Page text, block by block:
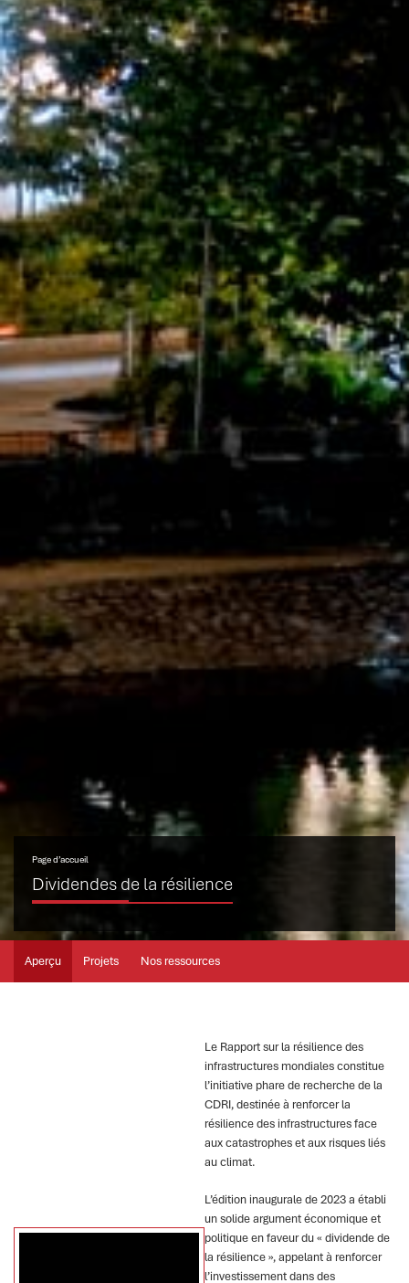
Page d’accueil
Dividendes de la résilience
Aperçu Projets Nos ressources
Le Rapport sur la résilience des
infrastructures mondiales constitue
l’initiative phare de recherche de la
CDRI, destinée à renforcer la
résilience des infrastructures face
aux catastrophes et aux risques liés
au climat.
L’édition inaugurale de 2023 a établi
un solide argument économique et
politique en faveur du « dividende de
la résilience », appelant à renforcer
l’investissement dans des